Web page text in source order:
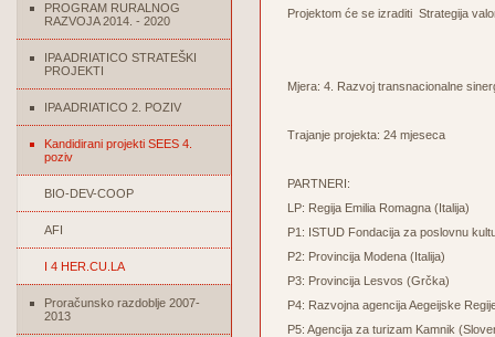
PROGRAM RURALNOG
RAZVOJA 2014. - 2020
IPA ADRIATICO STRATEŠKI
PROJEKTI
IPA ADRIATICO 2. POZIV
Kandidirani projekti SEES 4.
poziv
BIO-DEV-COOP
AFI
I 4 HER.CU.LA
Proračunsko razdoblje 2007-
2013
Projektom će se izraditi Strategija
Mjera: 4. Razvoj transnacionalne
Trajanje projekta: 24 mjeseca
PARTNERI:
LP: Regija Emilia Romagna (Italija)
P1: ISTUD Fondacija za poslovnu
P2: Provincija Modena (Italija)
P3: Provincija Lesvos (Grčka)
P4: Razvojna agencija Aegeijske
P5: Agencija za turizam Kamnik